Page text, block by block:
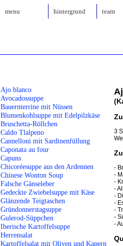
3
-
-
-
-
-
-
-
-
-
Ajo blanco
Avocadossuppe
Bauernterrine mit Nüssen
Blumenkohlsuppe mit Edelpilzkäse
Bruschetta-Röllchen
Caldo Tlalpeno
Cannelloni mit Sardinenfüllung
Caponata au four
Capuns
Chicoréesuppe aus den Ardennen
Chinese Wonton Soup
Falsche Gänseleber
Gedeckte Zwiebelsuppe mit Käse
Glänzende Teigtaschen
Gründonnerstagsuppe
Gulerod-Süppchen
Iberische Kartoffelsuppe
Herrensalat
Kartoffelsalat mit Oliven und Kapern
menu hintergrund team